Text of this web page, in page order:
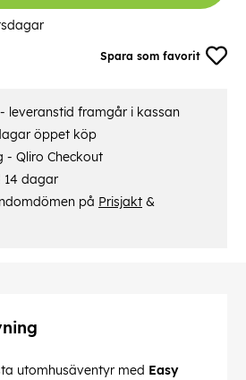
Spara som favorit
leveranstid framgår i kassan
öppet köp
- Qliro Checkout
14 dagar
på Prisjakt &
utomhusäventyr med Easy